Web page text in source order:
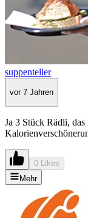
suppenteller
vor 7 Jahren
Ja 3 Stück Rädli,
0 Likes
Mehr